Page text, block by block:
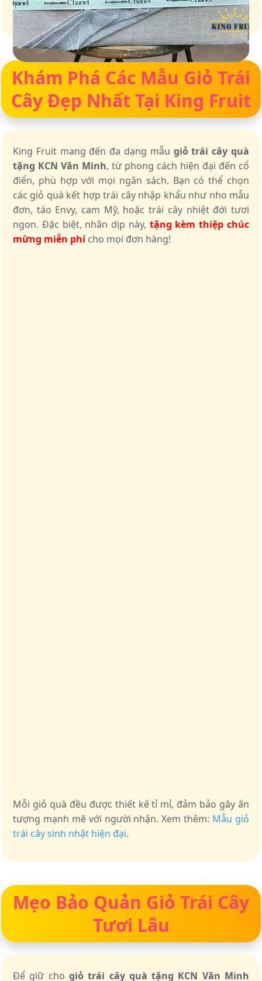
Giỏ quà – Tinh hoa từ trái cây tươi ngon
Khám Phá Các Mẫu Giỏ Trái
Cây Đẹp Nhất Tại King Fruit
King Fruit mang đến đa dạng mẫu giỏ trái cây quà
tặng KCN Văn Minh, từ phong cách hiện đại đến cổ
điển, phù hợp với mọi ngân sách. Bạn có thể chọn
các giỏ quà kết hợp trái cây nhập khẩu như nho mẫu
đơn, táo Envy, cam Mỹ, hoặc trái cây nhiệt đới tươi
ngon. Đặc biệt, nhân dịp này, tặng kèm thiệp chúc
mừng miễn phícho mọi đơn hàng!
Mỗi giỏ quà đều được thiết kế tỉ mỉ, đảm bảo gây ấn
tượng mạnh mẽ với người nhận. Xem thêm: Mẫu giỏ
trái cây sinh nhật hiện đại.
Mẹo Bảo Quản Giỏ Trái Cây
Tươi Lâu
Để giữ cho giỏ trái cây quà tặng KCN Văn Minh